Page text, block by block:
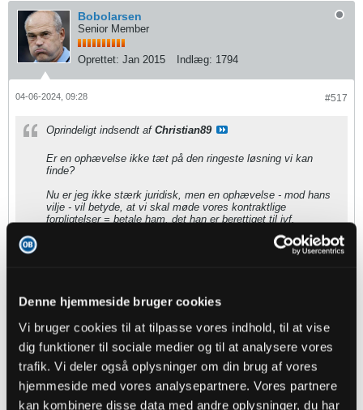
Denne hjemmeside bruger cookies
Vi bruger cookies til at tilpasse vores indhold, til at vise
dig funktioner til sociale medier og til at analysere vores
trafik. Vi deler også oplysninger om din brug af vores
hjemmeside med vores analysepartnere. Vores partnere
kan kombinere disse data med andre oplysninger, du har
Bobolarsen
Senior Member
Oprettet: Jan 2015 Indlæg: 1794
#517
04-06-2024, 09:28
Oprindeligt indsendt af Christian89
Er en ophævelse ikke tæt på den ringeste løsning vi kan
finde?
Nu er jeg ikke stærk juridisk, men en ophævelse - mod hans
vilje - vil betyde, at vi skal møde vores kontraktlige
forpligtelser = betale ham, det han er berettiget til jvf.
Hvis han er så godt betalt, hvorfor skulle han så acceptere at
Der må vel være en prioriteret rækkefølge af løsninger, hvor
fed check med ud af døren må være sidste desperate
løsning.
1. Mustafic bliver solgt (drømmescenariet, med fed streg
under DRØMME)
2. Mustafic slår til og etablerer sig som førsteholdsspiller og
løfter sit niveau (usandsynligt - men ikke umuligt)